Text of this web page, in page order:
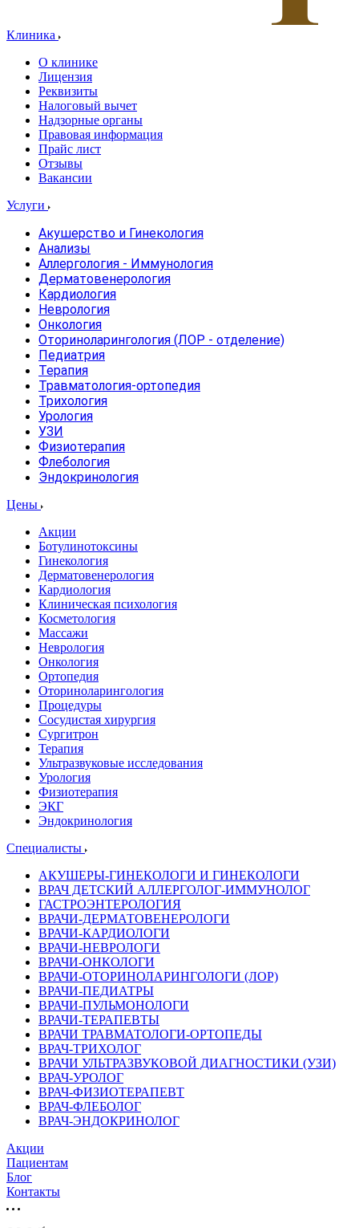
Клиника
О клинике
Лицензия
Реквизиты
Налоговый вычет
Надзорные органы
Правовая информация
Прайс лист
Отзывы
Вакансии
Услуги
Акушерство и Гинекология
Анализы
Аллергология - Иммунология
Дерматовенерология
Кардиология
Неврология
Онкология
Оториноларингология (ЛОР - отделение)
Педиатрия
Терапия
Травматология-ортопедия
Трихология
Урология
УЗИ
Физиотерапия
Флебология
Эндокринология
Цены
Акции
Ботулинотоксины
Гинекология
Дерматовенерология
Кардиология
Клиническая психология
Косметология
Массажи
Неврология
Онкология
Ортопедия
Оториноларингология
Процедуры
Сосудистая хирургия
Сургитрон
Терапия
Ультразвуковые исследования
Урология
Физиотерапия
ЭКГ
Эндокринология
Специалисты
АКУШЕРЫ-ГИНЕКОЛОГИ И ГИНЕКОЛОГИ
ВРАЧ ДЕТСКИЙ АЛЛЕРГОЛОГ-ИММУНОЛОГ
ГАСТРОЭНТЕРОЛОГИЯ
ВРАЧИ-ДЕРМАТОВЕНЕРОЛОГИ
ВРАЧИ-КАРДИОЛОГИ
ВРАЧИ-НЕВРОЛОГИ
ВРАЧИ-ОНКОЛОГИ
ВРАЧИ-ОТОРИНОЛАРИНГОЛОГИ (ЛОР)
ВРАЧИ-ПЕДИАТРЫ
ВРАЧИ-ПУЛЬМОНОЛОГИ
ВРАЧИ-ТЕРАПЕВТЫ
ВРАЧИ ТРАВМАТОЛОГИ-ОРТОПЕДЫ
ВРАЧ-ТРИХОЛОГ
ВРАЧИ УЛЬТРАЗВУКОВОЙ ДИАГНОСТИКИ (УЗИ)
ВРАЧ-УРОЛОГ
ВРАЧ-ФИЗИОТЕРАПЕВТ
ВРАЧ-ФЛЕБОЛОГ
ВРАЧ-ЭНДОКРИНОЛОГ
Акции
Пациентам
Блог
Контакты